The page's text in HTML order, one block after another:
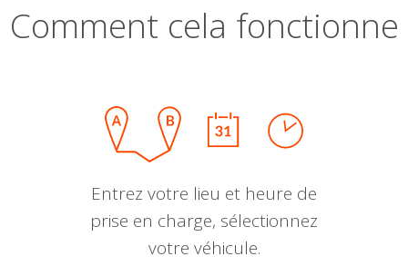
Comment cela fonctionne
Entrez votre lieu et heure de
prise en charge, sélectionnez
votre véhicule.